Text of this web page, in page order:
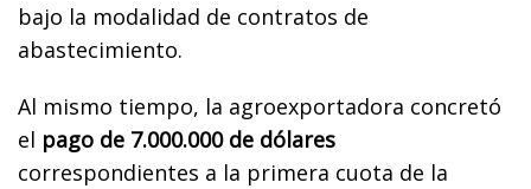
bajo la modalidad de contratos de
abastecimiento.
Al mismo tiempo, la agroexportadora concretó
el pago de 7.000.000 de dólares
correspondientes a la primera cuota de la